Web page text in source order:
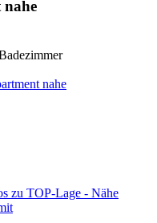
nahe
nahe
zu TOP-Lage - Nähe